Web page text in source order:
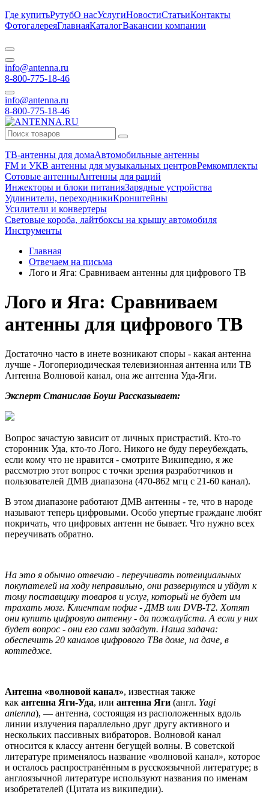
Где купитьРутубО насУслугиНовостиСтатьиКонтакты
ФотогалереяГлавнаяКаталогВакансии компании
info@antenna.ru
8-800-775-18-46
info@antenna.ru
8-800-775-18-46
ТВ-антенны для домаАвтомобильные антенны
FM и УКВ антенны для музыкальных центровРемкомплекты
Сотовые антенныАнтенны для раций
Инжекторы и блоки питанияЗарядные устройства
Удлинители, переходникиКронштейны
Усилители и конвертеры
Световые короба, лайтбоксы на крышу автомобиля
Инструменты
Главная
Отвечаем на письма
Лого и Яга: Сравниваем антенны для цифрового ТВ
Лого и Яга: Сравниваем
антенны для цифрового ТВ
Достаточно часто в инете возникают споры - какая антенна
лучше - Логопериодическая телевизионная антенна или ТВ
Антенна Волновой канал, она же антенна Уда-Яги.
Эксперт Станислав Боуш Рассказывает:
Вопрос зачастую зависит от личных пристрастий. Кто-то
сторонник Уда, кто-то Лого. Никого не буду переубеждать,
если кому что не нравится - смотрите Википедию, я же
рассмотрю этот вопрос с точки зрения разработчиков и
пользователей ДМВ диапазона (470-862 мгц с 21-60 канал).
В этом диапазоне работают ДМВ антенны - те, что в народе
называют теперь цифровыми. Особо упертые граждане любят
покричать, что цифровых антенн не бывает. Что нужно всех
переучивать обратно.
На это я обычно отвечаю - переучивать потенциальных
покупателей на ходу неправильно, они развернутся и уйдут к
тому поставщику товаров и услуг, который не будет им
трахать мозг. Клиентам пофиг - ДМВ или DVB-T2. Хотят
они купить цифровую антенну - да пожалуйста. А если у них
будет вопрос - они его сами зададут. Наша задача:
обеспечить 20 каналов цифрового ТВв доме, на даче, в
коттедже.
Антенна «волновой канал», известная также
как антенна Яги-Уда, или антенна Яги (англ. Yagi
antenna), — антенна, состоящая из расположенных вдоль
линии излучения параллельно друг другу активного и
нескольких пассивных вибраторов. Волновой канал
относится к классу антенн бегущей волны. В советской
литературе применялось название «волновой канал», которое
и осталось распространённым в русскоязычной литературе; в
англоязычной литературе используют названия по именам
изобретателей (Цитата из википедии).